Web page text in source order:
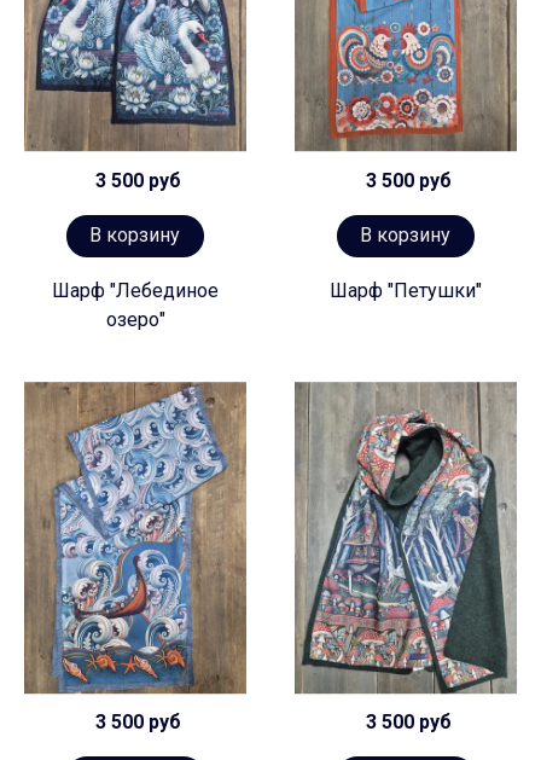
3 500 руб
В корзину
Шарф "Лебединое
озеро"
3 500 руб
В корзину
Шарф "Петушки"
3 500 руб 3 500 руб